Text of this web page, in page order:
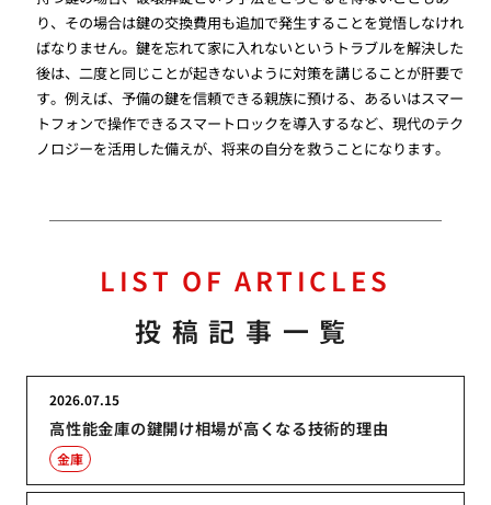
り、その場合は鍵の交換費用も追加で発生することを覚悟しなけれ
ばなりません。鍵を忘れて家に入れないというトラブルを解決した
後は、二度と同じことが起きないように対策を講じることが肝要で
す。例えば、予備の鍵を信頼できる親族に預ける、あるいはスマー
トフォンで操作できるスマートロックを導入するなど、現代のテク
ノロジーを活用した備えが、将来の自分を救うことになります。
LIST OF ARTICLES
投稿記事一覧
高性能金庫の鍵開け相場が高くなる技術的理由
2026.07.15
金庫